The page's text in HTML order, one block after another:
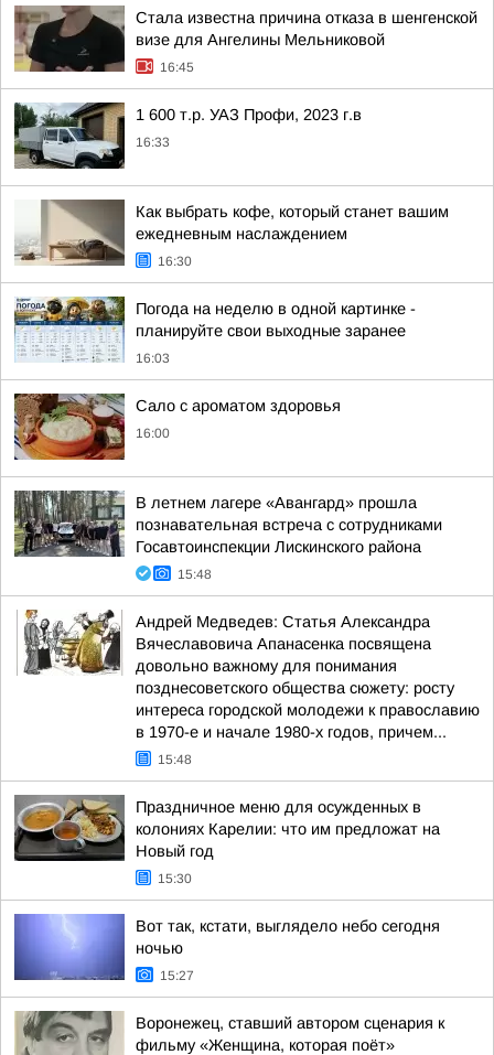
Стала известна причина отказа в шенгенской
визе для Ангелины Мельниковой
16:45
1 600 т.р. УАЗ Профи, 2023 г.в
16:33
Как выбрать кофе, который станет вашим
ежедневным наслаждением
16:30
Погода на неделю в одной картинке -
планируйте свои выходные заранее
16:03
Сало с ароматом здоровья
16:00
В летнем лагере «Авангард» прошла
познавательная встреча с сотрудниками
Госавтоинспекции Лискинского района
15:48
Андрей Медведев: Статья Александра
Вячеславовича Апанасенка посвящена
довольно важному для понимания
позднесоветского общества сюжету: росту
интереса городской молодежи к православию
в 1970-е и начале 1980-х годов, причем...
15:48
Праздничное меню для осужденных в
колониях Карелии: что им предложат на
Новый год
15:30
Вот так, кстати, выглядело небо сегодня
ночью
15:27
Воронежец, ставший автором сценария к
фильму «Женщина, которая поёт»